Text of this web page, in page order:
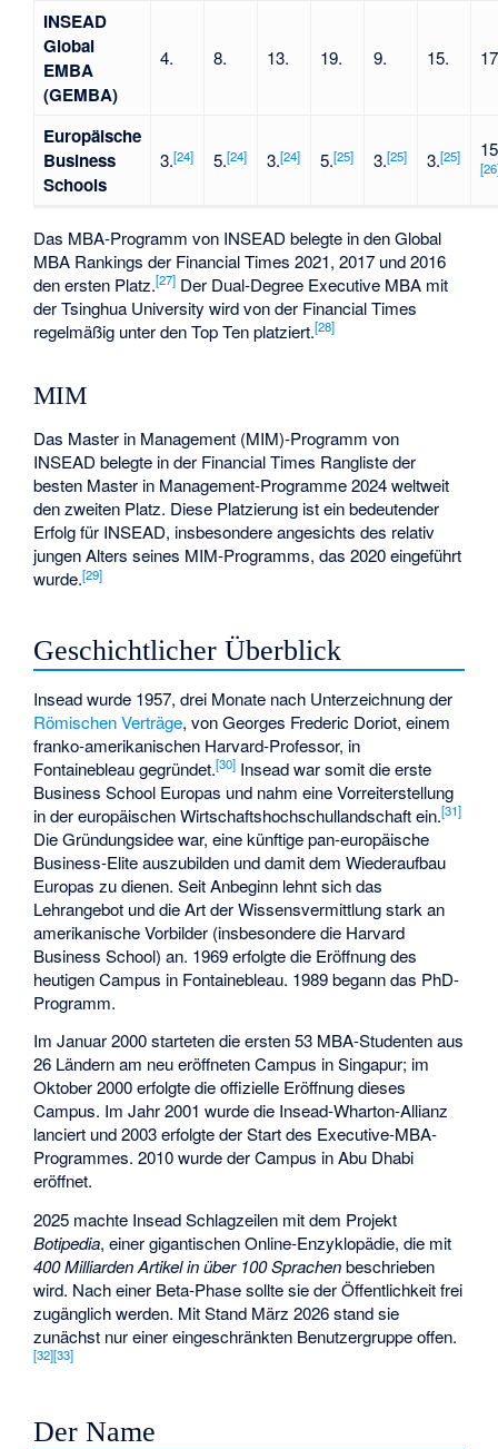
INSEAD
Global
EMBA
(GEMBA)
4. 8. 13. 19. 9. 15.
Europäische
Business
Schools
3.[24] 5.[24] 3.[24] 5.[25] 3.[25] 3.[25]
[26
Das MBA-Programm von INSEAD belegte in den Global
MBA Rankings der Financial Times 2021, 2017 und 2016
den ersten Platz.[27] Der Dual-Degree Executive MBA mit
derTsinghua University wird von der Financial Times
regelmäßig unter den Top Ten platziert.[28]
MIM
Das Master in Management (MIM)-Programm von
INSEAD belegte in der Financial Times Rangliste der
besten Master in Management-Programme 2024 weltweit
den zweiten Platz. Diese Platzierung ist ein bedeutender
Erfolg für INSEAD, insbesondere angesichts des relativ
jungen Alters seines MIM-Programms, das 2020 eingeführt
wurde.[29]
Geschichtlicher Überblick
Insead wurde 1957, drei Monate nach Unterzeichnung der
Römischen Verträge, vonGeorges Frederic Doriot, einem
franko-amerikanischen Harvard-Professor, in
Fontainebleau gegründet.[30] Insead war somit die erste
Business School Europas und nahm eine Vorreiterstellung
in der europäischen Wirtschaftshochschullandschaft ein.[31]
Die Gründungsidee war, eine künftige pan-europäische
Business-Elite auszubilden und damit dem Wiederaufbau
Europas zu dienen. Seit Anbeginn lehnt sich das
Lehrangebot und die Art der Wissensvermittlung stark an
amerikanische Vorbilder (insbesondere die Harvard
Business School) an. 1969 erfolgte die Eröffnung des
heutigen Campus in Fontainebleau. 1989 begann das PhD-
Programm.
Im Januar 2000 starteten die ersten 53 MBA-Studenten aus
26 Ländern am neu eröffneten Campus in Singapur; im
Oktober 2000 erfolgte die offizielle Eröffnung dieses
Campus. Im Jahr 2001 wurde die Insead-Wharton-Allianz
lanciert und 2003 erfolgte der Start des Executive-MBA-
Programmes. 2010 wurde der Campus in Abu Dhabi
eröffnet.
2025 machte Insead Schlagzeilen mit dem Projekt
Botipedia, einer gigantischen Online-Enzyklopädie, die mit
400 Milliarden Artikel in über 100 Sprachenbeschrieben
wird. Nach einer Beta-Phase sollte sie der Öffentlichkeit frei
zugänglich werden. Mit Stand März 2026 stand sie
zunächst nur einer eingeschränkten Benutzergruppe offen.
[32][33]
Der Name